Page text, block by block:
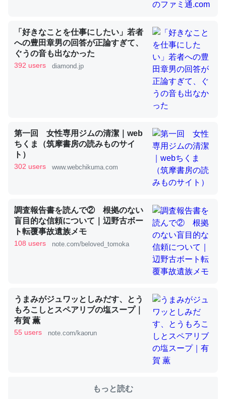
論文では「淡水はカルシウムも酸素も不足してて両方に不
利だから両方が拮抗してるのでは」とあって面白い。海に
いる鋏角類（カブトガニ・ウミグモ）はカルシウムを使わ
ずキチンを強化してる筈だが、酵素が違うのか？
─ニュース :: 【研究発表】昆虫学の大問題＝「昆虫はなぜ海にいな
これを元に考えるとカルシウムを大量に使う脊椎動物と貝
類は苦労してるんだな…。腹足類だと殻を無くしてナメク
─ニュース :: 【研究発表】昆虫学の大問題＝「昆虫はなぜ海にいな
いのか」に関する新仮説
ウチもEchoを実家に置いて４年。でたまに覗いてる。ぼ
位置情報を共有してる。電池残量や充電中かが分かるので
これ見て生きてるなって分かる。
─たまにLINEするくらいだった遠方の父67歳と僕。ITツール導入で
コミュニケーションが劇的に変化した｜tayorini by LIFULL介護
「好きなことを仕事にしたい」若者
への豊田章男の回答が正論すぎて、
ぐうの音も出なかった
392 users diamond.jp
第一回 女性専用ジムの清潔｜web
ちくま（筑摩書房の読みものサイ
ト）
302 users www.webchikuma.com
調査報告書を読んで② 根拠のない
盲目的な信頼について｜辺野古ボー
ト転覆事故遺族メモ
108 users note.com/beloved_tomoka
うまみがジュワッとしみだす、とう
もろこしとスペアリブの塩スープ｜
有賀 薫
55 users note.com/kaorun
もっと読む